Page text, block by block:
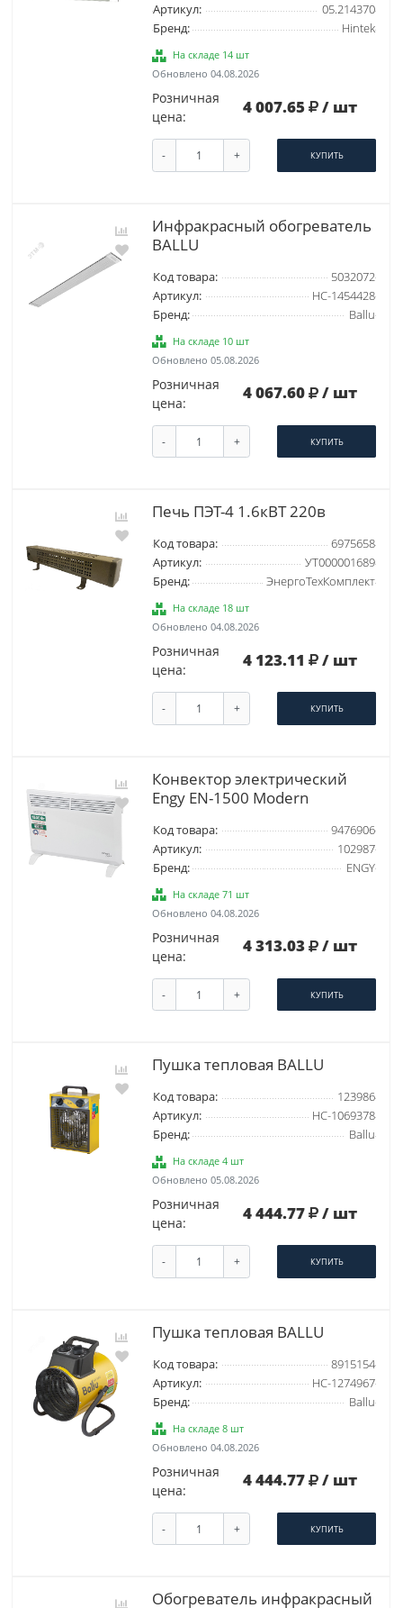
Артикул:
05.214370
Бренд:
Hintek
На складе 14 шт
Обновлено 04.08.2026
Розничная
цена:
4 007.65 / шт
- + КУПИТЬ
Инфракрасный обогреватель
BALLU
Код товара:
5032072
Артикул:
НС-1454428
Бренд:
Ballu
На складе 10 шт
Обновлено 05.08.2026
Розничная
цена:
4 067.60 / шт
- + КУПИТЬ
Печь ПЭТ-4 1.6кВТ 220в
Код товара:
6975658
Артикул:
УТ000001689
Бренд:
ЭнергоТехКомплект
На складе 18 шт
Обновлено 04.08.2026
Розничная
цена:
4 123.11 / шт
- + КУПИТЬ
Конвектор электрический
Engy EN-1500 Modern
Код товара:
9476906
Артикул:
102987
Бренд:
ENGY
На складе 71 шт
Обновлено 04.08.2026
Розничная
цена:
4 313.03 / шт
- + КУПИТЬ
Пушка тепловая BALLU
Код товара:
123986
Артикул:
НС-1069378
Бренд:
Ballu
На складе 4 шт
Обновлено 05.08.2026
Розничная
цена:
4 444.77 / шт
- + КУПИТЬ
Пушка тепловая BALLU
Код товара:
8915154
Артикул:
НС-1274967
Бренд:
Ballu
На складе 8 шт
Обновлено 04.08.2026
Розничная
цена:
4 444.77 / шт
- + КУПИТЬ
Обогреватель инфракрасный